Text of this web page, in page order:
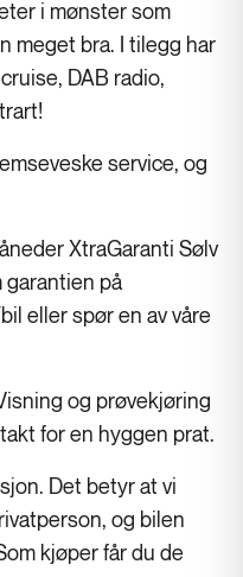
i mønster som
meget bra. I tilegg har
DAB radio,
service, og
XtraGaranti Sølv
garantien på
eller spør en av våre
og prøvekjøring
for en hyggen prat.
Det betyr at vi
og bilen
kjøper får du de